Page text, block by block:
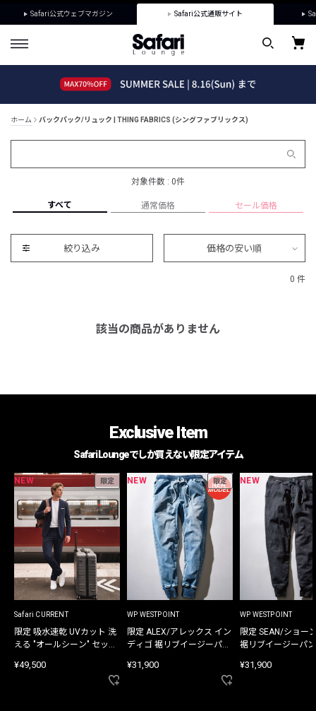
Safari公式ウェブマガジン Safari公式通販サイト
ホーム バックパック/リュック | THING FABRICS (シングファブリックス)
対象件数 : 0件
すべて 通常価格 セール価格
絞り込み 価格の安い順
0 件
該当の商品がありません
Exclusive Item
Safari Loungeでしか買えない限定アイテム
NEW 限定
Safari CURRENT
限定 吸水速乾 UVカット 洗
える "オールシーン" セット
¥49,500
NEW 限定
WP WESTPOINT
限定 ALEX/アレックス イン
ディゴ 裾リブイージーパン
¥31,900
NEW
WP WESTPOINT
限定 SEAN/ショー
裾リブイージーパ
¥31,900